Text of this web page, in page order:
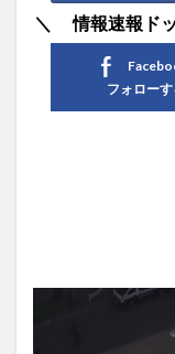
＼ 情報速報ド
フォローす